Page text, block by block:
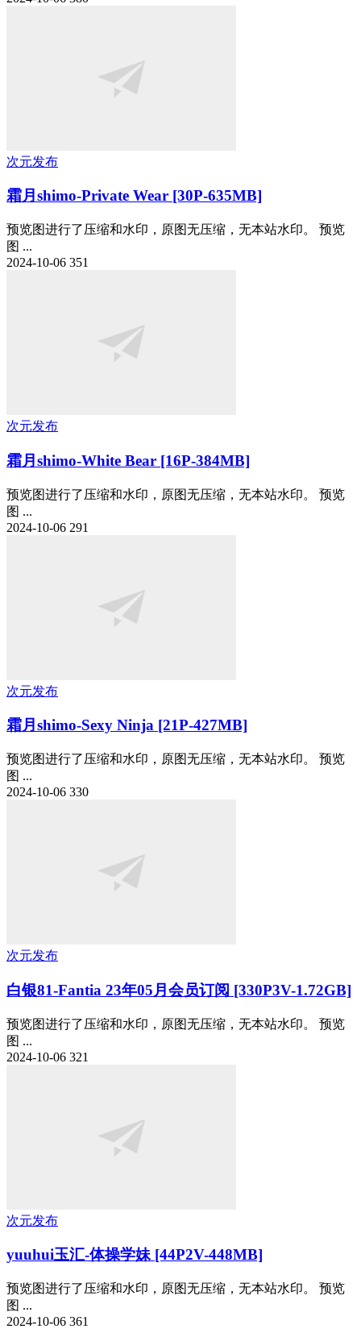
次元发布
霜月shimo-Private Wear [30P-635MB]
预览图进行了压缩和水印，原图无压缩，无本站水印。 预览
图 ...
2024-10-06 351
次元发布
霜月shimo-White Bear [16P-384MB]
预览图进行了压缩和水印，原图无压缩，无本站水印。 预览
图 ...
2024-10-06 291
次元发布
霜月shimo-Sexy Ninja [21P-427MB]
预览图进行了压缩和水印，原图无压缩，无本站水印。 预览
图 ...
2024-10-06 330
次元发布
白银81-Fantia 23年05月会员订阅 [330P3V-1.72GB]
预览图进行了压缩和水印，原图无压缩，无本站水印。 预览
图 ...
2024-10-06 321
次元发布
yuuhui玉汇-体操学妹 [44P2V-448MB]
预览图进行了压缩和水印，原图无压缩，无本站水印。 预览
图 ...
2024-10-06 361